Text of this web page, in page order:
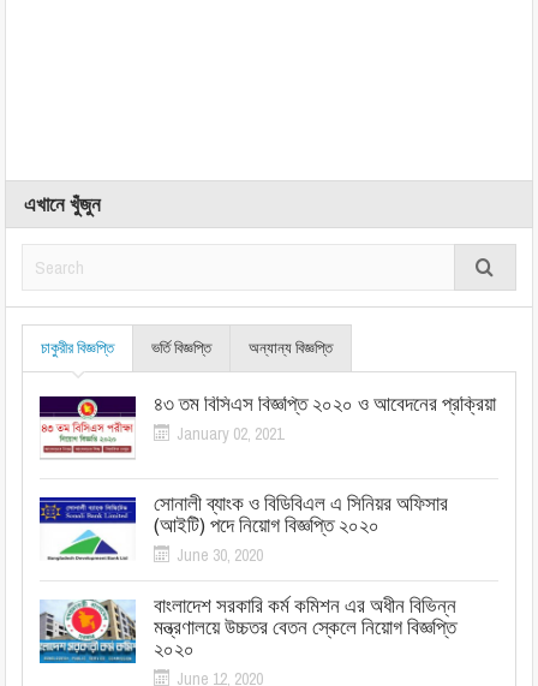
এখানে খুঁজুন
চাকুরীর বিজ্ঞপ্তি ভর্তি বিজ্ঞপ্তি অন্যান্য বিজ্ঞপ্তি
৪৩ তম বিসিএস বিজ্ঞপ্তি ২০২০ ও আবেদনের প্রক্রিয়া
January 02, 2021
সোনালী ব্যাংক ও বিডিবিএল এ সিনিয়র অফিসার
(আইটি) পদে নিয়োগ বিজ্ঞপ্তি ২০২০
June 30, 2020
বাংলাদেশ সরকারি কর্ম কমিশন এর অধীন বিভিন্ন
মন্ত্রণালয়ে উচ্চতর বেতন স্কেলে নিয়োগ বিজ্ঞপ্তি
২০২০
June 12, 2020